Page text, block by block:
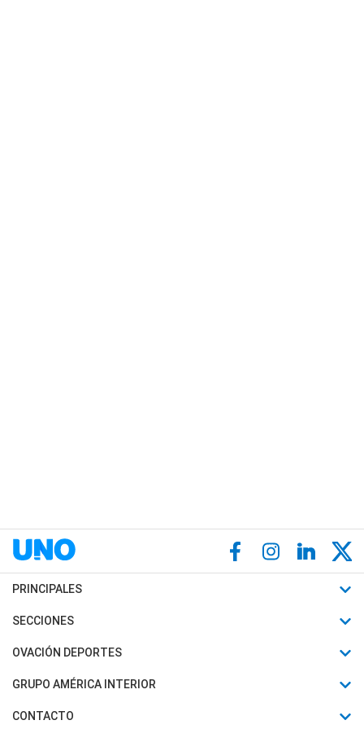
PRINCIPALES
Últimas Noticias
Política
Judiciales
SECCIONES
Horóscopo
Motores
OVACIÓN DEPORTES
Fútbol
Mundial
GRUPO AMÉRICA INTERIOR
Canal 7 en Vivo
CONTACTO